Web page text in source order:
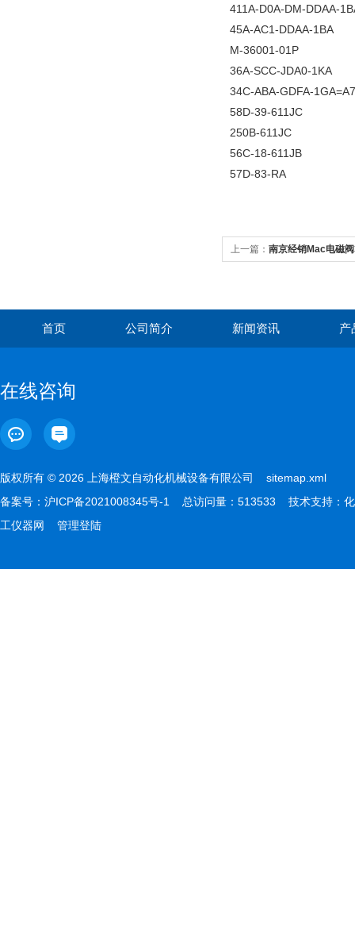
411A-D0A-DM-DDAA-
45A-AC1-DDAA-1BA
M-36001-01P
36A-SCC-JDA0-1KA
34C-ABA-GDFA-
58D-39-611JC
250B-611JC
56C-18-611JB
57D-83-RA
上一篇： 南京经销Mac电磁
首页 公司简介 新闻资讯 产
在线咨询
版权所有 © 2026 上海橙文自动化机械设备有限公司 sitemap.xml
备案号： 沪ICP备2021008345号-1 总访问量：513533 技术支持： 化
工仪器网
管理登陆